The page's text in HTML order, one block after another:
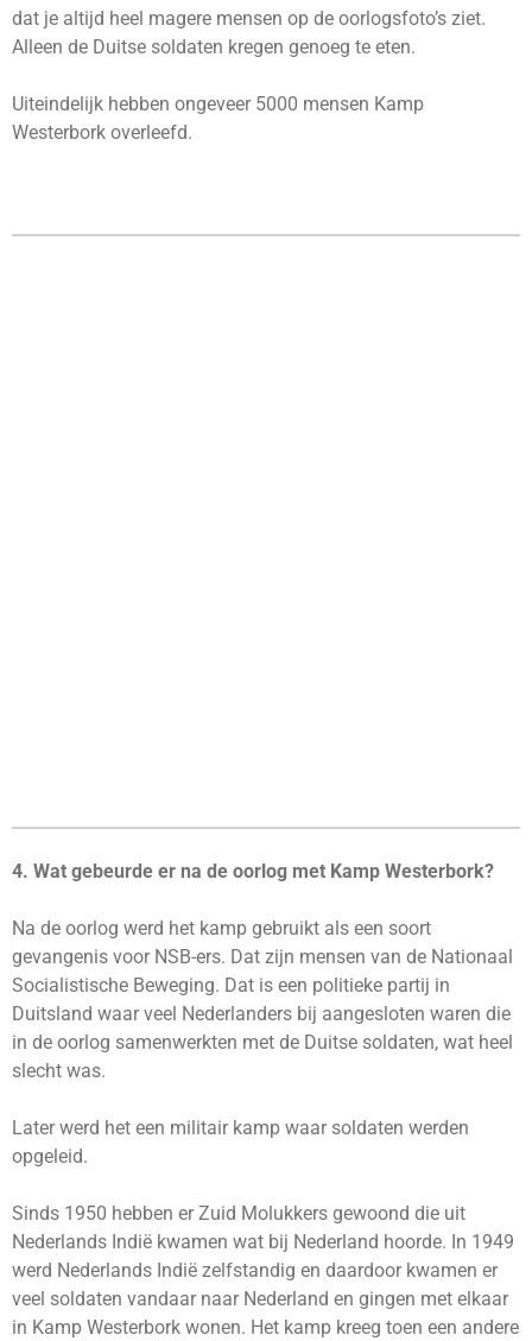
dat je altijd heel magere mensen op de oorlogsfoto’s ziet.
Alleen de Duitse soldaten kregen genoeg te eten.
Uiteindelijk hebben ongeveer 5000 mensen Kamp
Westerbork overleefd.
4. Wat gebeurde er na de oorlog met Kamp Westerbork?
Na de oorlog werd het kamp gebruikt als een soort
gevangenis voor NSB-ers. Dat zijn mensen van de Nationaal
Socialistische Beweging. Dat is een politieke partij in
Duitsland waar veel Nederlanders bij aangesloten waren die
in de oorlog samenwerkten met de Duitse soldaten, wat heel
slecht was.
Later werd het een militair kamp waar soldaten werden
opgeleid.
Sinds 1950 hebben er Zuid Molukkers gewoond die uit
Nederlands Indië kwamen wat bij Nederland hoorde. In 1949
werd Nederlands Indië zelfstandig en daardoor kwamen er
veel soldaten vandaar naar Nederland en gingen met elkaar
in Kamp Westerbork wonen. Het kamp kreeg toen een andere